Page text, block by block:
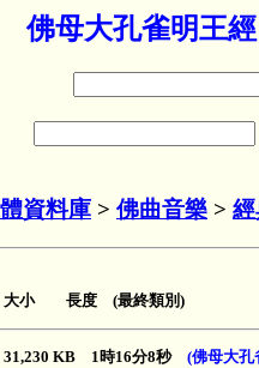
佛母大孔雀明王
資料庫 > 佛曲音樂 >
大小 長度 (最終類別)
31,230 KB 1時16分8秒 (佛母大孔